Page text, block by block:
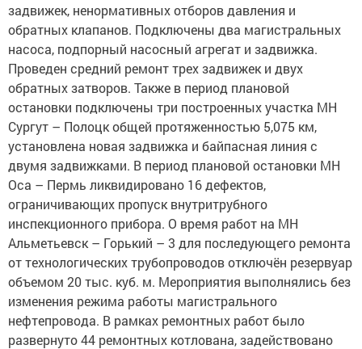
задвижек, ненормативных отборов давления и
обратных клапанов. Подключены два магистральных
насоса, подпорный насосный агрегат и задвижка.
Проведен средний ремонт трех задвижек и двух
обратных затворов. Также в период плановой
остановки подключены три построенных участка МН
Сургут – Полоцк общей протяженностью 5,075 км,
установлена новая задвижка и байпасная линия с
двумя задвижками. В период плановой остановки МН
Оса – Пермь ликвидировано 16 дефектов,
ограничивающих пропуск внутритрубного
инспекционного прибора. О время работ на МН
Альметьевск – Горький – 3 для последующего ремонта
от технологических трубопроводов отключён резервуар
объемом 20 тыс. куб. м. Мероприятия выполнялись без
изменения режима работы магистрального
нефтепровода. В рамках ремонтных работ было
развернуто 44 ремонтных котлована, задействовано